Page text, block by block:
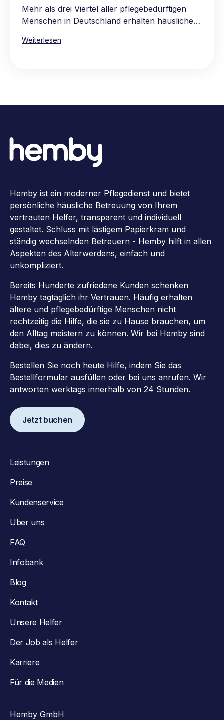
Mehr als drei Viertel aller pflegebedürftigen
Menschen in Deutschland erhalten häusliche
Wänden. Die Hauptgründe für die Präferenz
Die Pflege zu Hause ist oft auch die
Weiterlesen
Hemby ist ein moderner Pflegedienst und bietet
persönliche häusliche Betreuung von Ihrem
vertrauten Helfer, transparent und individuell
gestaltet. Schluss mit lästigem Papierkram und
ständig wechselnden Betreuern - Hemby hilft in allen
Aspekten des Älterwerdens, einfach und
unkompliziert.
Bereits Hunderte zufriedene Kunden schenken
Hemby tagtäglich ihr Vertrauen. Häufig erhalten
ältere und pflegebedürftige Menschen nicht
rechtzeitig die Hilfe, die sie zu Hause brauchen, um
den Alltag meistern zu können. Wir bei Hemby sind
dabei, dies zu ändern.
Bestellen Sie noch heute Hilfe, indem Sie das
Bestellformular ausfüllen oder bei uns anrufen. Wir
antworten werktags innerhalb von 24 Stunden.
Jetzt buchen
Leistungen
Preise
Kundenservice
Über uns
FAQ
Infobank
Blog
Kontakt
Unsere Helfer
Der Job als Helfer
Karriere
Für die Medien
Hemby GmbH